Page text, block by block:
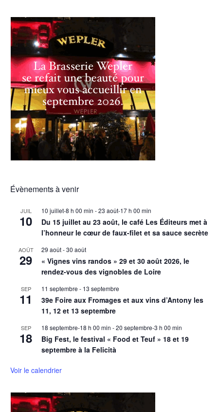
Évènements à venir
JUIL
10
10 juillet-8 h 00 min -23 août-17 h 00 min
Du 15 juillet au 23 août, le café Les Éditeurs met à
l’honneur le cœur de faux-filet et sa sauce secrète
AOÛT
29
29 août-30 août
« Vignes vins randos » 29 et 30 août 2026, le
rendez-vous des vignobles de Loire
SEP
11
11 septembre - 13 septembre
39e Foire aux Fromages et aux vins d’Antony les
11, 12 et 13 septembre
SEP
18
18 septembre-18 h 00 min -20 septembre-3 h 00 min
Big Fest, le festival « Food et Teuf » 18 et 19
septembre à la Felicità
Voir le calendrier